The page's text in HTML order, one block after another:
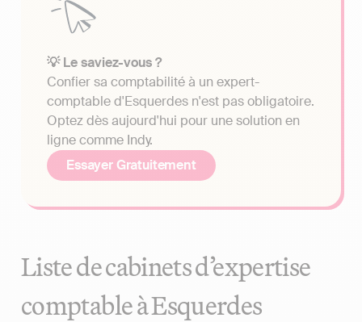
💡 Le saviez-vous ?
Confier sa comptabilité à un expert-
comptable d'Esquerdes n'est pas obligatoire.
Optez dès aujourd'hui pour une solution en
ligne comme Indy.
Essayer Gratuitement
Liste de cabinets d’expertise
comptable à Esquerdes